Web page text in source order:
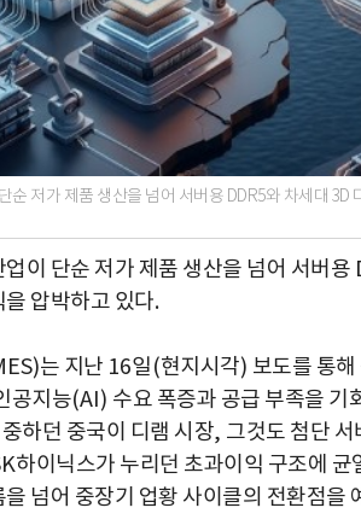
순 저가 제품 생산을 넘어 서버용 DDR5와 차세대
이 단순 저가 제품 생산을 넘어 서버용
압박하고 있다.
는 지난 16일(현지시각) 보도를 통
공지능(AI) 수요 폭증과 공급 부족을 기
하던 중국이 디램 시장, 그것도 첨단
하이닉스가 누리던 초과이익 구조에 균
넘어 중장기 업황 사이클의 전환점을